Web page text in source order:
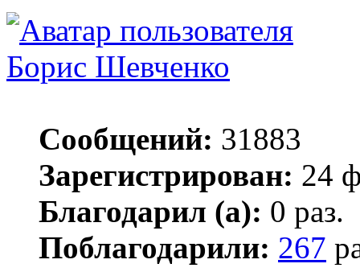
Борис Шевченко
Сообщений: 31883
Зарегистрирован: 24
Благодарил (а): 0 раз.
Поблагодарили: 267